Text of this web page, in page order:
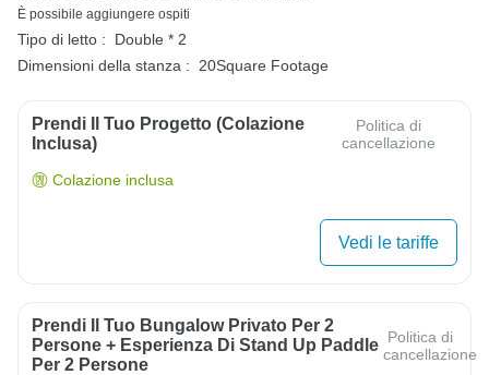
È possibile aggiungere ospiti
Tipo di letto :
Double * 2
Dimensioni della stanza :
20Square Footage
Prendi Il Tuo Progetto (colazione
Inclusa)
Politica di
cancellazione
Colazione inclusa
Vedi le tariffe
Prendi Il Tuo Bungalow Privato Per 2
Persone + Esperienza Di Stand Up Paddle
Per 2 Persone
Politica di
cancellazione